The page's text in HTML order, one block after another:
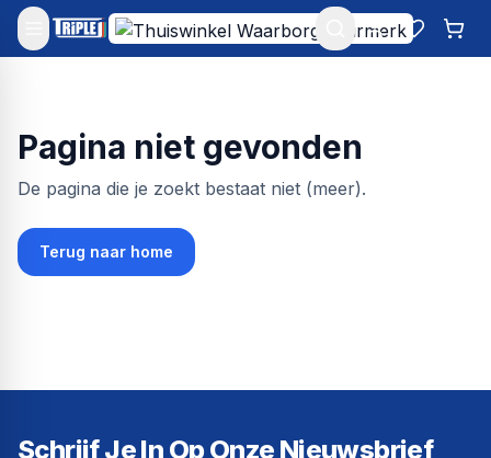
Mijn account
Pagina niet gevonden
De pagina die je zoekt bestaat niet (meer).
Terug naar home
Schrijf Je In Op Onze Nieuwsbrief